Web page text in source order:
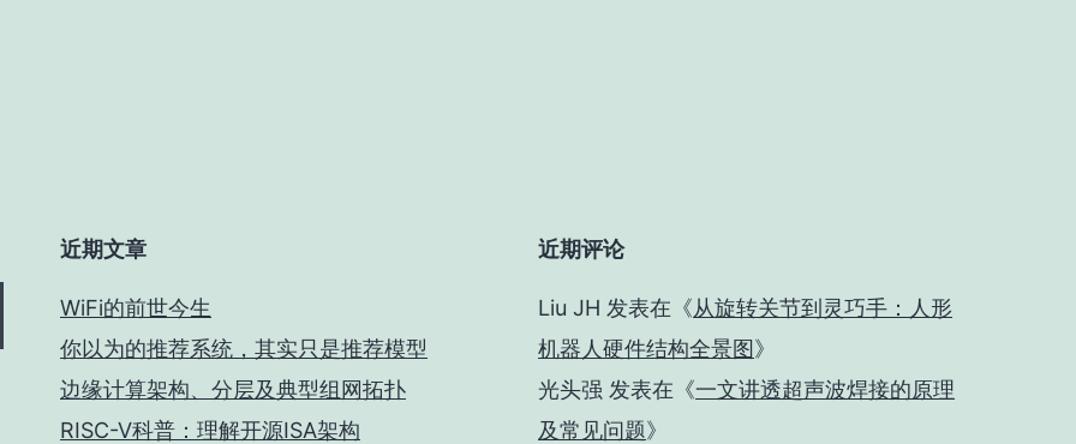
近期文章
WiFi的前世今生
你以为的推荐系统，其实只是推荐模型
边缘计算架构、分层及典型组网拓扑
RISC-V科普：理解开源ISA架构
近期评论
Liu JH 发表在《从旋转关节到灵巧手：人形
机器人硬件结构全景图》
光头强 发表在《一文讲透超声波焊接的原理
及常见问题》